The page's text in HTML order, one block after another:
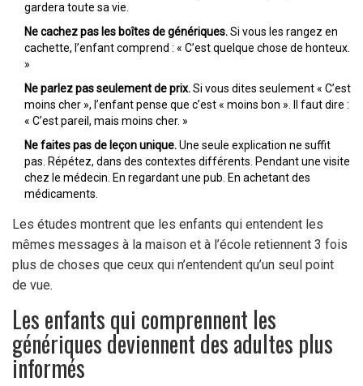
gardera toute sa vie.
Ne cachez pas les boîtes de génériques.Si vous les rangez en
cachette, l’enfant comprend : « C’est quelque chose de honteux.
»
Ne parlez pas seulement de prix.Si vous dites seulement « C’est
moins cher », l’enfant pense que c’est « moins bon ». Il faut dire :
« C’est pareil, mais moins cher. »
Ne faites pas de leçon unique.Une seule explication ne suffit
pas. Répétez, dans des contextes différents. Pendant une visite
chez le médecin. En regardant une pub. En achetant des
médicaments.
Les études montrent que les enfants qui entendent les
mêmes messages à la maison et à l’école retiennent 3 fois
plus de choses que ceux qui n’entendent qu’un seul point
de vue.
Les enfants qui comprennent les
génériques deviennent des adultes plus
informés